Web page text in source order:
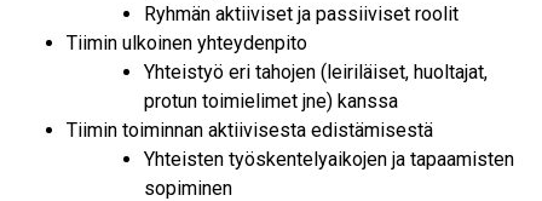
Ryhmän aktiiviset ja passiiviset roolit
Tiimin ulkoinen yhteydenpito
Yhteistyö eri tahojen (leiriläiset, huoltajat,
protun toimielimet jne) kanssa
Tiimin toiminnan aktiivisesta edistämisestä
Yhteisten työskentelyaikojen ja tapaamisten
sopiminen